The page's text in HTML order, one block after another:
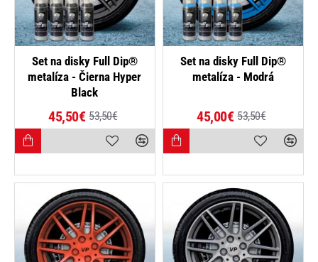
-15%
Set na disky Full Dip®
metalíza - Čierna Hyper
Black
45,50€ 53,50€
-16%
Set na disky Full Dip®
metalíza - Modrá
45,00€ 53,50€